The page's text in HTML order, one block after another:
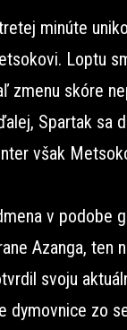
minúte
Loptu
zmenu skóre
Spartak sa
však
v podobe
Azanga, ten
svoju
dymovnice zo